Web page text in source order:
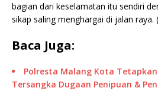
bagian dari keselamatan itu sendiri
sikap saling menghargai di jalan raya.
Baca Juga:
Polresta Malang Kota Tetapkan
Tersangka Dugaan Penipuan &